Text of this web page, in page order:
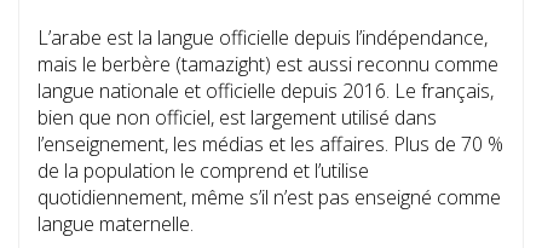
L’arabe est la langue officielle depuis l’indépendance,
mais le berbère (tamazight) est aussi reconnu comme
langue nationale et officielle depuis 2016. Le français,
bien que non officiel, est largement utilisé dans
l’enseignement, les médias et les affaires. Plus de 70 %
de la population le comprend et l’utilise
quotidiennement, même s’il n’est pas enseigné comme
langue maternelle.